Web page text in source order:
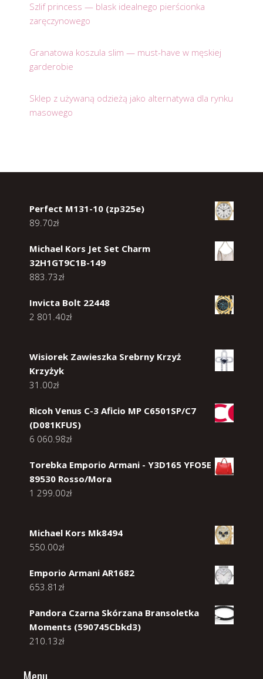
Szlif princess — blask idealnego pierścionka
zaręczynowego
Granatowa koszula slim — must-have w męskiej
garderobie
Sklep z używaną odzieżą jako alternatywa dla rynku
masowego
Perfect M131-10 (zp325e)
89.70zł
Michael Kors Jet Set Charm
32H1GT9C1B-149
883.73zł
Invicta Bolt 22448
2 801.40zł
Wisiorek Zawieszka Srebrny Krzyż
Krzyżyk
31.00zł
Ricoh Venus C-3 Aficio MP C6501SP/C7
(D081KFUS)
6 060.98zł
Torebka Emporio Armani - Y3D165 YFO5E
89530 Rosso/Mora
1 299.00zł
Michael Kors Mk8494
550.00zł
Emporio Armani AR1682
653.81 zł
Pandora Czarna Skórzana Bransoletka
Moments (590745Cbkd3)
210.13zł